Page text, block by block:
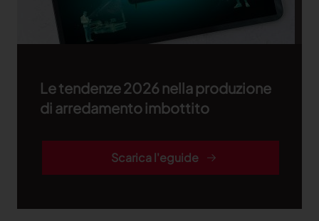
Le tendenze 2026 nella produzione
di arredamento imbottito
Scarica l'eguide